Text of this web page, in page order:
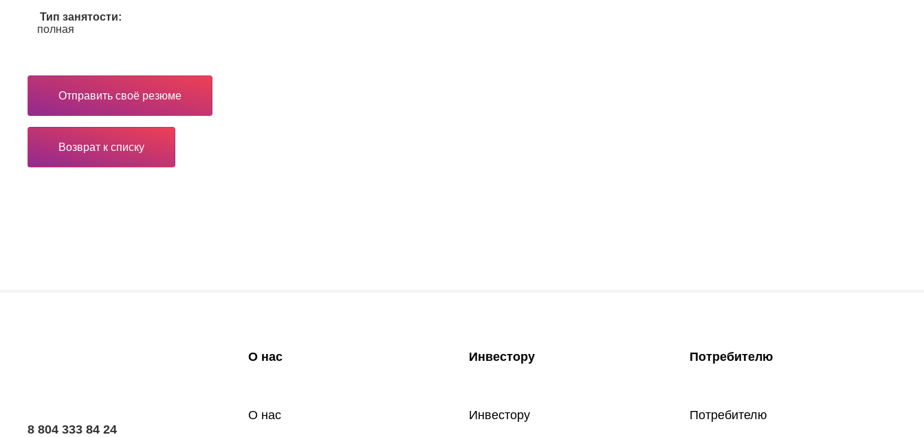
Тип занятости:
полная
Отправить своё резюме
Возврат к списку
8 804 333 84 24
О нас
О нас
Инвестору
Инвестору
Потребителю
Потребителю